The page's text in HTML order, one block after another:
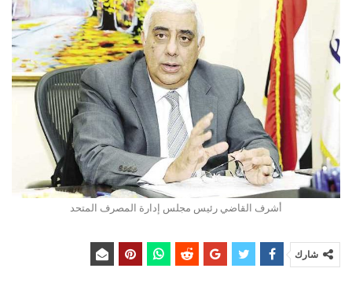
أشرف القاضي رئيس مجلس إدارة المصرف المتحد
شارك